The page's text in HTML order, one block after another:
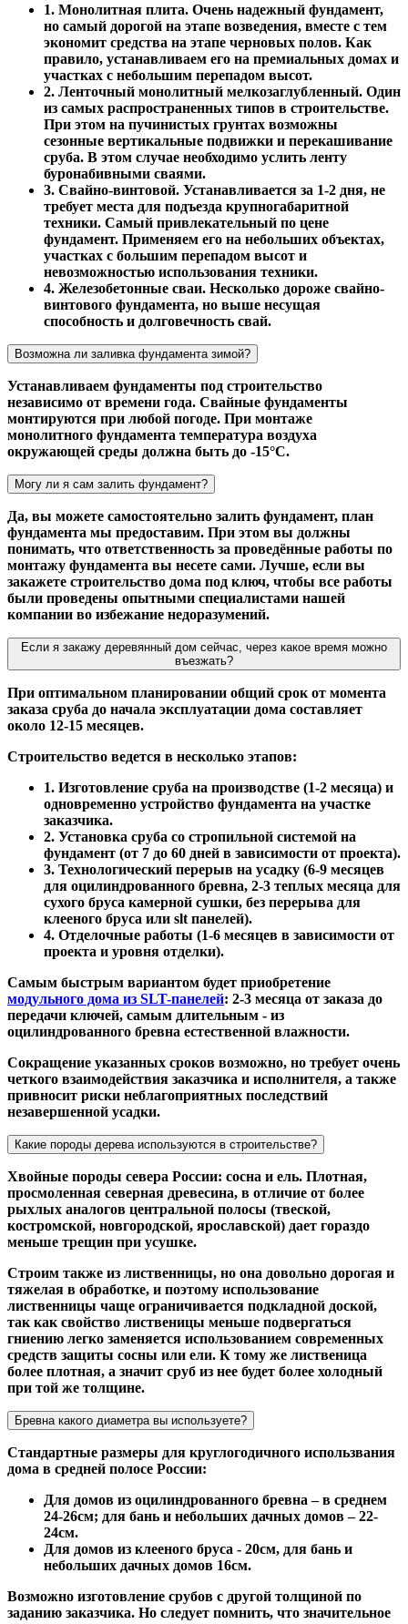
1. Монолитная плита. Очень надежный фундамент,
но самый дорогой на этапе возведения, вместе с тем
экономит средства на этапе черновых полов. Как
правило, устанавливаем его на премиальных домах и
участках с небольшим перепадом высот.
2. Ленточный монолитный мелкозаглубленный. Один
из самых распространенных типов в строительстве.
При этом на пучинистых грунтах возможны
сезонные вертикальные подвижки и перекашивание
сруба. В этом случае необходимо услить ленту
буронабивными сваями.
3. Свайно-винтовой. Устанавливается за 1-2 дня, не
требует места для подъезда крупногабаритной
техники. Самый привлекательный по цене
фундамент. Применяем его на небольших объектах,
участках с большим перепадом высот и
невозможностью использования техники.
4. Железобетонные сваи. Несколько дороже свайно-
винтового фундамента, но выше несущая
способность и долговечность свай.
Возможна ли заливка фундамента зимой?
Устанавливаем фундаменты под строительство
независимо от времени года. Свайные фундаменты
монтируются при любой погоде. При монтаже
монолитного фундамента температура воздуха
окружающей среды должна быть до -15°С.
Могу ли я сам залить фундамент?
Да, вы можете самостоятельно залить фундамент, план
фундамента мы предоставим. При этом вы должны
понимать, что ответственность за проведённые работы по
монтажу фундамента вы несете сами. Лучше, если вы
закажете строительство дома под ключ, чтобы все работы
были проведены опытными специалистами нашей
компании во избежание недоразумений.
Если я закажу деревянный дом сейчас, через какое время можно
въезжать?
При оптимальном планировании общий срок от момента
заказа сруба до начала эксплуатации дома составляет
около 12-15 месяцев.
Строительство ведется в несколько этапов:
1. Изготовление сруба на производстве (1-2 месяца) и
одновременно устройство фундамента на участке
заказчика.
2. Установка сруба со стропильной системой на
фундамент (от 7 до 60 дней в зависимости от проекта).
3. Технологический перерыв на усадку (6-9 месяцев
для оцилиндрованного бревна, 2-3 теплых месяца для
сухого бруса камерной сушки, без перерыва для
клееного бруса или slt панелей).
4. Отделочные работы (1-6 месяцев в зависимости от
проекта и уровня отделки).
Самым быстрым вариантом будет приобретение
модульного дома из SLT-панелей: 2-3 месяца от заказа до
передачи ключей, самым длительным - из
оцилиндрованного бревна естественной влажности.
Сокращение указанных сроков возможно, но требует очень
четкого взаимодействия заказчика и исполнителя, а также
привносит риски неблагоприятных последствий
незавершенной усадки.
Какие породы дерева используются в строительстве?
Хвойные породы севера России: сосна и ель. Плотная,
просмоленная северная древесина, в отличие от более
рыхлых аналогов центральной полосы (твеской,
костромской, новгородской, ярославской) дает гораздо
меньше трещин при усушке.
Строим также из лиственницы, но она довольно дорогая и
тяжелая в обработке, и поэтому использование
лиственницы чаще ограничивается подкладной доской,
так как свойство лиственицы меньше подвергаться
гниению легко заменяется использованием современных
средств защиты сосны или ели. К тому же лиственица
более плотная, а значит сруб из нее будет более холодный
при той же толщине.
Бревна какого диаметра вы используете?
Стандартные размеры для круглогодичного использвания
дома в средней полосе России:
Для домов из оцилиндрованного бревна – в среднем
24-26см; для бань и небольших дачных домов – 22-
24см.
Для домов из клееного бруса - 20см, для бань и
небольших дачных домов 16см.
Возможно изготовление срубов с другой толщиной по
заданию заказчика. Но следует помнить, что значительное